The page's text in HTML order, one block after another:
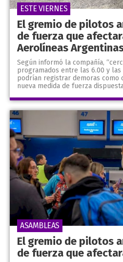
El gremio de pilotos
de fuerza que
Aerolíneas
Según informó la compañía,
programados entre las 6.00 y las
podrían registrar demoras como
nueva medida de fuerza
ESTE VIERNES
El gremio de pilotos
de fuerza que
ASAMBLEAS